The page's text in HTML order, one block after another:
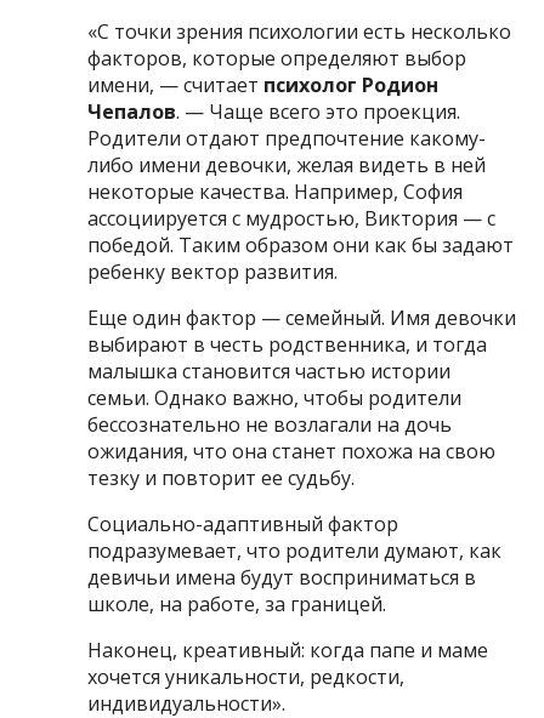
«С точки зрения психологии есть несколько
факторов, которые определяют выбор
имени, — считает психолог Родион
Чепалов. — Чаще всего это проекция.
Родители отдают предпочтение какому-
либо имени девочки, желая видеть в ней
некоторые качества. Например, София
ассоциируется с мудростью, Виктория — с
победой. Таким образом они как бы задают
ребенку вектор развития.
Еще один фактор — семейный. Имя девочки
выбирают в честь родственника, и тогда
малышка становится частью истории
семьи. Однако важно, чтобы родители
бессознательно не возлагали на дочь
ожидания, что она станет похожа на свою
тезку и повторит ее судьбу.
Социально-адаптивный фактор
подразумевает, что родители думают, как
девичьи имена будут восприниматься в
школе, на работе, за границей.
Наконец, креативный: когда папе и маме
хочется уникальности, редкости,
индивидуальности».